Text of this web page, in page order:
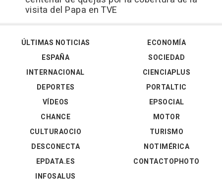
visita del Papa en TVE
ÚLTIMAS NOTICIAS
ESPAÑA
INTERNACIONAL
DEPORTES
VÍDEOS
ECONOMÍA
SOCIEDAD
CIENCIAPLUS
PORTALTIC
EPSOCIAL
CHANCE
CULTURAOCIO
DESCONECTA
EPDATA.ES
INFOSALUS
MOTOR
TURISMO
NOTIMÉRICA
CONTACTOPHOTO